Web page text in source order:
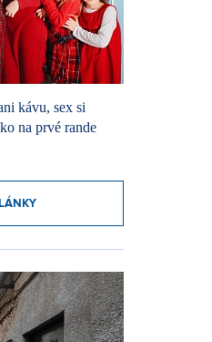
kávu, sex si
na prvé rande